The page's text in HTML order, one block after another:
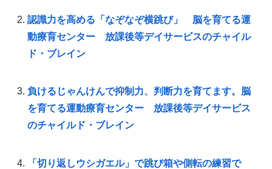
認識力を高める「なぞなぞ横跳び」 脳を育てる運
動療育センター 放課後等デイサービスのチャイル
ド・ブレイン
負けるじゃんけんで抑制力、判断力を育てます。脳
を育てる運動療育センター 放課後等デイサービス
のチャイルド・ブレイン
「切り返しウシガエル」で跳び箱や側転の練習で